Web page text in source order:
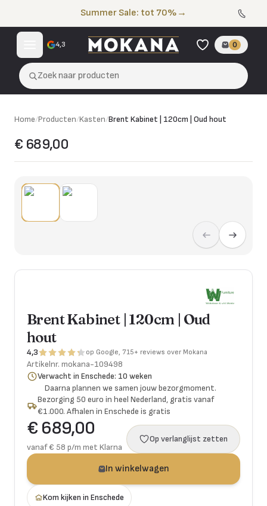
Summer Sale: tot 70% →
4,3 0
Zoek naar producten
Home/Producten/Kasten/Brent Kabinet | 120cm | Oud hout
€ 689,00
Brent Kabinet | 120cm | Oud
hout
4,3 op Google, 715+ reviews over Mokana
Artikelnr. mokana-109498
Verwacht in Enschede: 10 weken
Daarna plannen we samen jouw bezorgmoment.
Bezorging 50 euro in heel Nederland, gratis vanaf
€1.000. Afhalen in Enschede is gratis
€ 689,00
vanaf € 58 p/m met Klarna
Op verlanglijst zetten
In winkelwagen
Kom kijken in Enschede